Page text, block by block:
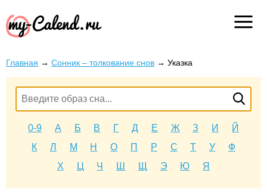
Главная → Сонник – толкование снов → Указка
0-9 А Б В Г Д Е Ж З И
Й
К
Л М Н О П Р С Т У
Ф
Х
Ц Ч Ш Щ Э Ю Я